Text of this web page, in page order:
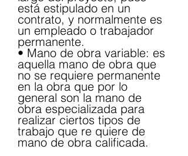
está estipulado en un
contrato, y normalmente es
un empleado o trabajador
permanente.
• Mano de obra variable: es
aquella mano de obra que
no se requiere permanente
en la obra que por lo
general son la mano de
obra especializada para
realizar ciertos tipos de
trabajo que re quiere de
mano de obra calificada.